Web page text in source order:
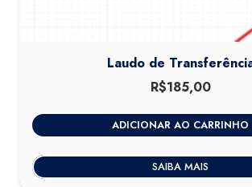
Laudo de
R$185,00
ADICIONAR AO CARRINHO
SAIBA MAIS